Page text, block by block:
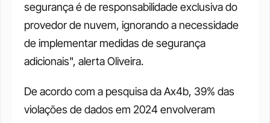
segurança é de responsabilidade exclusiva do
provedor de nuvem, ignorando a necessidade
de implementar medidas de segurança
adicionais", alerta Oliveira.
De acordo com a pesquisa da Ax4b, 39% das
violações de dados em 2024 envolveram